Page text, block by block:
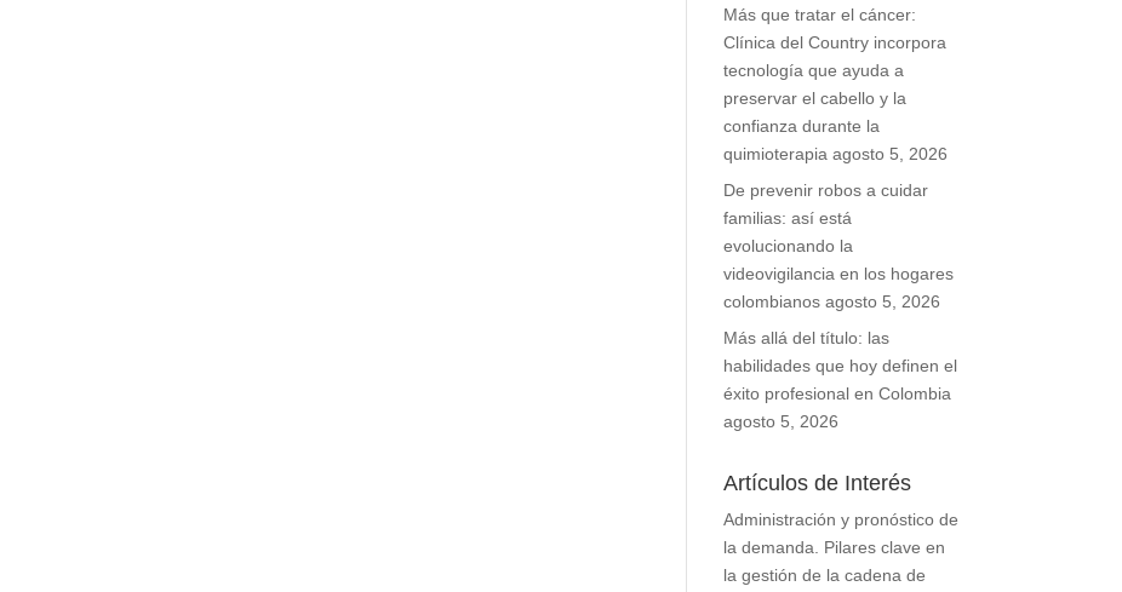
Más que tratar el cáncer:
Clínica del Country incorpora
tecnología que ayuda a
preservar el cabello y la
confianza durante la
quimioterapia agosto 5, 2026
De prevenir robos a cuidar
familias: así está
evolucionando la
videovigilancia en los hogares
colombianos agosto 5, 2026
Más allá del título: las
habilidades que hoy definen el
éxito profesional en Colombia
agosto 5, 2026
Artículos de Interés
Administración y pronóstico de
la demanda. Pilares clave en
la gestión de la cadena de